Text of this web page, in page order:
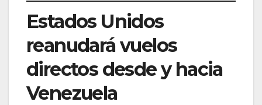
Estados Unidos
reanudará vuelos
directos desde y hacia
Venezuela